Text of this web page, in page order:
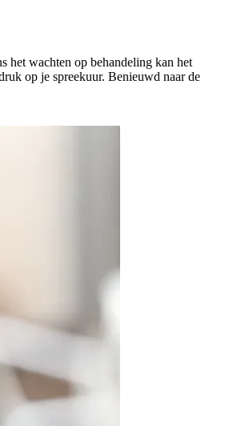
het wachten op behandeling kan het
op je spreekuur. Benieuwd naar de